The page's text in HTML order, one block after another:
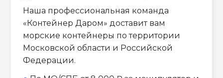
Наша профессиональная команда
«Контейнер Даром» доставит вам
морские контейнеры по территории
Московской области и Российской
Федерации.